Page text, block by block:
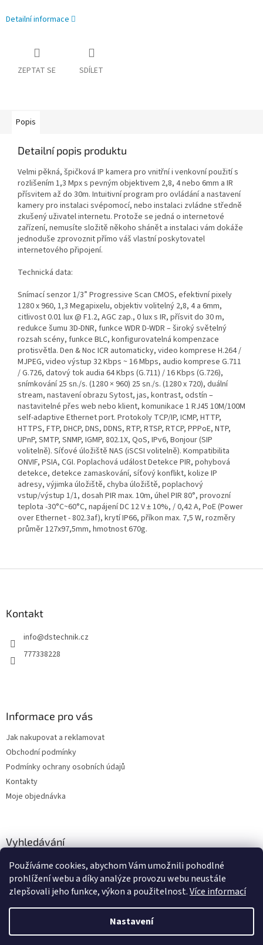
Používáme cookies, abychom Vám umožnili pohodlné
prohlížení webu a díky analýze provozu webu neustále
zlepšovali jeho funkce, výkon a použitelnost.Více informací
Nastavení
Detailní informace
ZEPTAT SE SDÍLET
Popis
Detailní popis produktu
Velmi pěkná, špičková IP kamera pro vnitřní i venkovní použití s
rozlišením 1,3 Mpx s pevným objektivem 2,8, 4 nebo 6mm a IR
přísvitem až do 30m. Intuitivní program pro ovládání a nastavení
kamery pro instalaci svépomocí, nebo instalaci zvládne středně
zkušený uživatel internetu. Protože se jedná o internetové
zařízení, nemusíte složitě někoho shánět a instalaci vám dokáže
jednoduše zprovoznit přímo váš vlastní poskytovatel
internetového připojení.
Technická data:
Snímací senzor 1/3” Progressive Scan CMOS, efektivní pixely
1280 x 960, 1,3 Megapixelu, objektiv volitelný 2,8, 4 a 6mm,
citlivost 0.01 lux @ F1.2, AGC zap., 0 lux s IR, přísvit do 30 m,
redukce šumu 3D-DNR, funkce WDR D-WDR – široký světelný
rozsah scény, funkce BLC, konfigurovatelná kompenzace
protisvětla. Den & Noc ICR automaticky, video komprese H.264 /
MJPEG, video výstup 32 Kbps ~ 16 Mbps, audio komprese G.711
/ G.726, datový tok audia 64 Kbps (G.711) / 16 Kbps (G.726),
snímkování 25 sn./s. (1280 × 960) 25 sn./s. (1280 x 720), duální
stream, nastavení obrazu Sytost, jas, kontrast, odstín –
nastavitelné přes web nebo klient, komunikace 1 RJ45 10M/100M
self-adaptive Ethernet port. Protokoly TCP/IP, ICMP, HTTP,
HTTPS, FTP, DHCP, DNS, DDNS, RTP, RTSP, RTCP, PPPoE, NTP,
UPnP, SMTP, SNMP, IGMP, 802.1X, QoS, IPv6, Bonjour (SIP
volitelně). Síťové úložiště NAS (iSCSI volitelně). Kompatibilita
ONVIF, PSIA, CGI. Poplachová událost Detekce PIR, pohybová
detekce, detekce zamaskování, síťový konflikt, kolize IP
adresy, výjimka úložiště, chyba úložiště, poplachový
vstup/výstup 1/1, dosah PIR max. 10m, úhel PIR 80°, provozní
teplota -30°C~60°C, napájení DC 12 V ± 10%, / 0,42 A, PoE (Power
over Ethernet - 802.3af), krytí IP66, příkon max. 7,5 W, rozměry
průměr 127x97,5mm, hmotnost 670g.
Kontakt
info@dstechnik.cz
777338228
Informace pro vás
Jak nakupovat a reklamovat
Obchodní podmínky
Podmínky ochrany osobních údajů
Kontakty
Moje objednávka
Vyhledávání
HLEDAT
Vytvořil Shoptet